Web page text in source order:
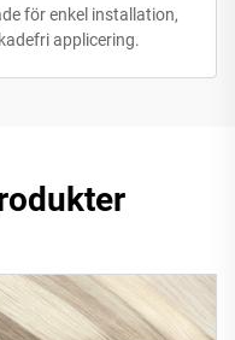
för enkel installation,
applicering.